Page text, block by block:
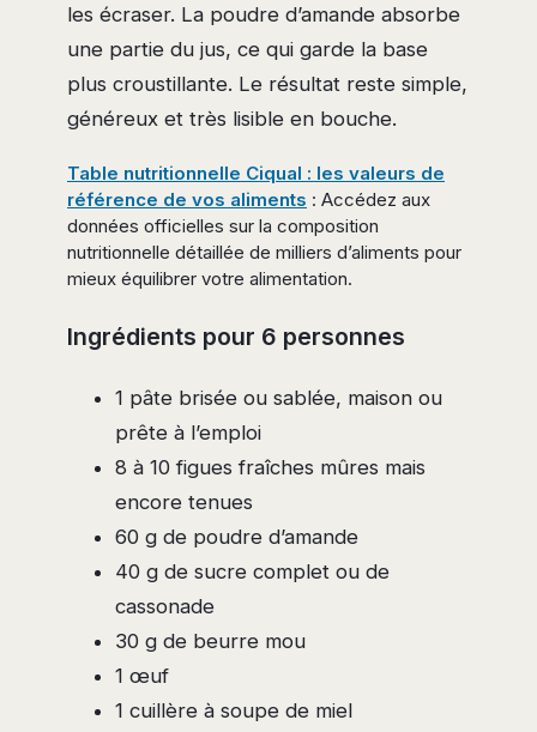
les écraser. La poudre d’amande absorbe
une partie du jus, ce qui garde la base
plus croustillante. Le résultat reste simple,
généreux et très lisible en bouche.
Table nutritionnelle Ciqual : les valeurs de
référence de vos aliments : Accédez aux
données officielles sur la composition
nutritionnelle détaillée de milliers d’aliments pour
mieux équilibrer votre alimentation.
Ingrédients pour 6 personnes
1 pâte brisée ou sablée, maison ou
prête à l’emploi
8 à 10 figues fraîches mûres mais
encore tenues
60 g de poudre d’amande
40 g de sucre complet ou de
cassonade
30 g de beurre mou
1 œuf
1 cuillère à soupe de miel